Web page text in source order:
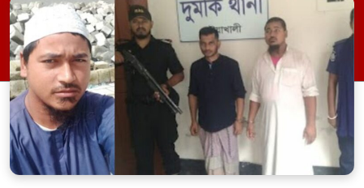
এক সদস্যকে আটক করা হয়। র‍্যাব ও পুলিশ
সূত্রে জানা গেছে, শুক্রবার গোপন সংবাদের
ভিত্তিতে র‍্যাব-৮, সিপিসি-১ পটুয়াখালী ক্যাম্পের
[…]